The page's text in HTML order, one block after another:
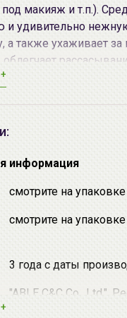
макияж и т.п.).
и удивительно
также ухаживает за
кожу, а кислая
вяжущее и
кожного сала,
тона кожи и
а также
отечность и
Особенно
информация
смотрите на упаковке
смотрите на упаковке
3 года с даты
"ABLE C&C Co., Ltd.",